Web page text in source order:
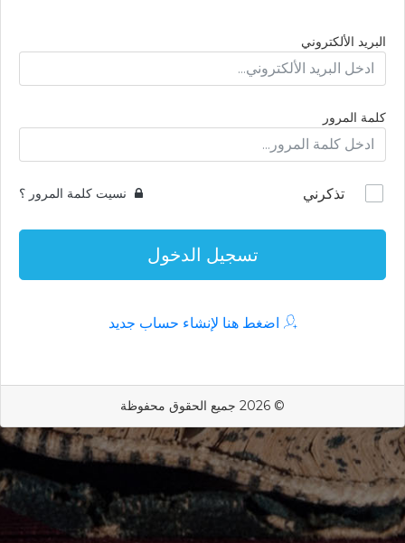
البريد الألكتروني
كلمة المرور
تذكرني نسيت كلمة المرور ؟
تسجيل الدخول
اضغط هنا لإنشاء حساب جديد
© 2026 جميع الحقوق محفوظة